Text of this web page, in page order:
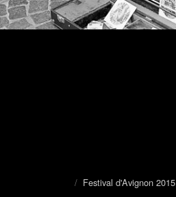
/ Festival d'Avignon 2015